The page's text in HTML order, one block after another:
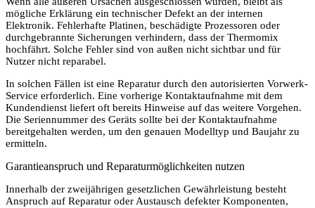
mögliche Erklärung ein technischer Defekt an der internen
Elektronik. Fehlerhafte Platinen, beschädigte Prozessoren oder
durchgebrannte Sicherungen verhindern, dass der Thermomix
hochfährt. Solche Fehler sind von außen nicht sichtbar und für
Nutzer nicht reparabel.
In solchen Fällen ist eine Reparatur durch den autorisierten Vorwerk-
Service erforderlich. Eine vorherige Kontaktaufnahme mit dem
Kundendienst liefert oft bereits Hinweise auf das weitere Vorgehen.
Die Seriennummer des Geräts sollte bei der Kontaktaufnahme
bereitgehalten werden, um den genauen Modelltyp und Baujahr zu
ermitteln.
Garantieanspruch und Reparaturmöglichkeiten nutzen
Innerhalb der zweijährigen gesetzlichen Gewährleistung besteht
Anspruch auf Reparatur oder Austausch defekter Komponenten,